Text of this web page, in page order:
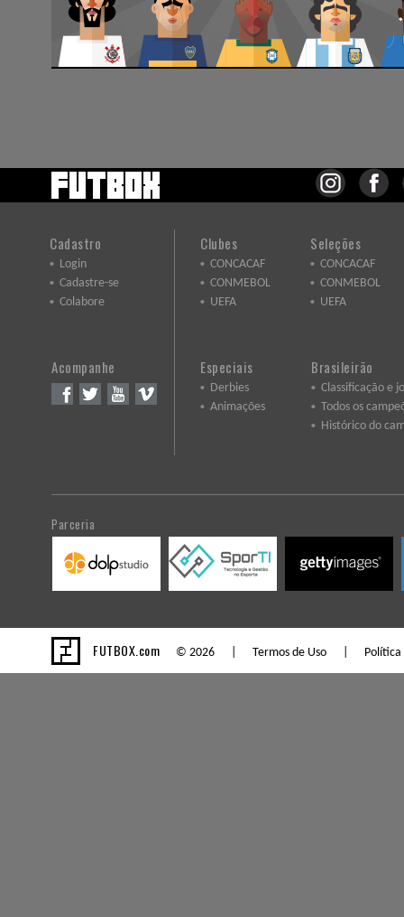
Cadastro
Login
Cadastre-se
Colabore
Acompanhe
Clubes
CONCACAF
CONMEBOL
UEFA
Seleções
CONCACAF
CONMEBOL
UEFA
Especiais
Derbies
Animações
Brasileirão
Classificação e
Todos os
Histórico do
Parceria
FUTBOX.com © 2026 | Termos de Uso Política